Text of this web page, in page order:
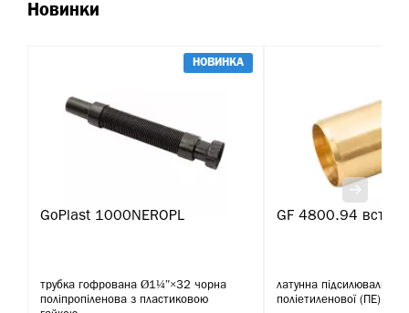
Новинки
НОВИНКА
GoPlast 1000NEROPL
трубка гофрована Ø1¼″×32 чорна
поліпропіленова з пластиковою
GF 4800.94
латунна підсилювальна
поліетиленової (ПЕ)